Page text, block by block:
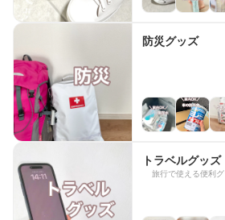
防災グッズ
トラベルグッズ
旅行で使える便利